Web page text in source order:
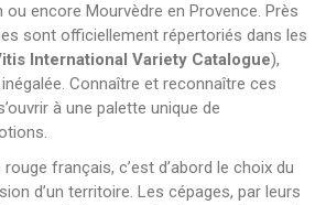
ou encore Mourvèdre en Provence. Près
sont officiellement répertoriés dans les
International Variety Catalogue),
Connaître et reconnaître ces
à une palette unique de
rouge français, c’est d’abord le choix du
d’un territoire. Les cépages, par leurs